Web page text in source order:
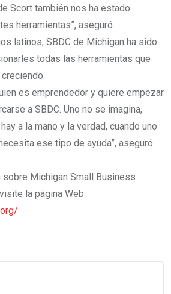
Scort también nos ha estado
herramientas”, aseguró.
latinos, SBDC de Michigan ha sido
todas las herramientas que
es emprendedor y quiere empezar
a SBDC. Uno no se imagina,
a la mano y la verdad, cuando uno
ese tipo de ayuda”, aseguró
sobre Michigan Small Business
la página Web